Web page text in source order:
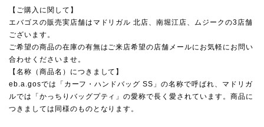
【ご購入に関して】
エバゴスの販売実店舗は マドリガル 北店、南堀江店、ムジーク の3店舗
ございます。
ご希望の商品の在庫の有無はご来店希望の店舗メールにお気軽にお問い
合わせくださいませ。
【名称（商品名）につきまして】
eb.a.gosでは「カーフ・ハンドバッグ SS」の名称で呼ばれ、マドリガ
ルでは「かっちりバッグプティ」の愛称で長く愛されています。商品に
つきましては同様のものとなります。